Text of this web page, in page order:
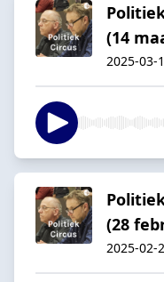
(14
2025-03-
(28
2025-02-